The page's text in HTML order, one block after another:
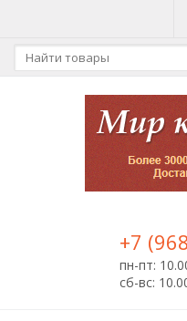
+7
пн-пт:
сб-вс: